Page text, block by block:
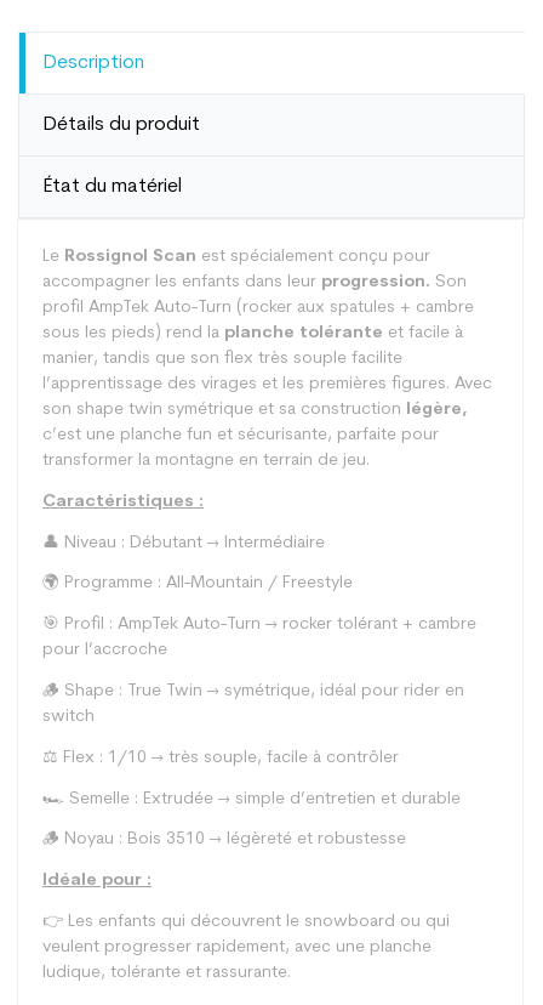
Description
Détails du produit
État du matériel
Le Rossignol Scan est spécialement conçu pour
accompagner les enfants dans leur progression. Son
profil AmpTek Auto-Turn (rocker aux spatules + cambre
sous les pieds) rend la planche tolérante et facile à
manier, tandis que son flex très souple facilite
l’apprentissage des virages et les premières figures. Avec
son shape twin symétrique et sa construction légère,
c’est une planche fun et sécurisante, parfaite pour
transformer la montagne en terrain de jeu.
Caractéristiques :
👤 Niveau : Débutant → Intermédiaire
🌍 Programme : All-Mountain / Freestyle
🎯 Profil : AmpTek Auto-Turn → rocker tolérant + cambre
pour l’accroche
🪵 Shape : True Twin → symétrique, idéal pour rider en
switch
⚖️ Flex : 1/10 → très souple, facile à contrôler
🏎️ Semelle : Extrudée → simple d’entretien et durable
🪵 Noyau : Bois 3510 → légèreté et robustesse
Idéale pour :
👉 Les enfants qui découvrent le snowboard ou qui
veulent progresser rapidement, avec une planche
ludique, tolérante et rassurante.